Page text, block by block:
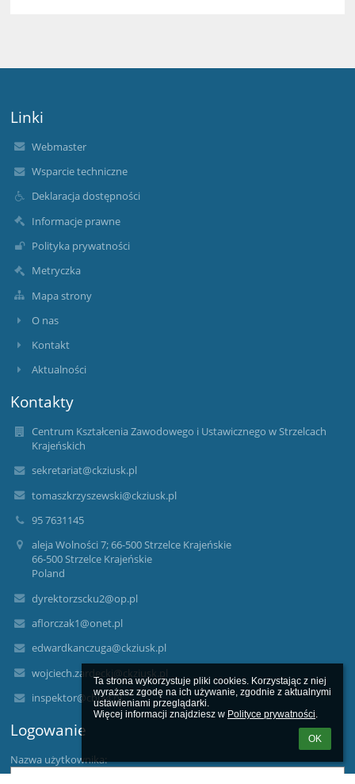
Ta strona wykorzystuje pliki cookies. Korzystając z niej
wyrażasz zgodę na ich używanie, zgodnie z aktualnymi
ustawieniami przeglądarki.
Więcej informacji znajdziesz w Polityce prywatności.
OK
Linki
Webmaster
Wsparcie techniczne
Deklaracja dostępności
Informacje prawne
Polityka prywatności
Metryczka
Mapa strony
O nas
Kontakt
Aktualności
Kontakty
Centrum Kształcenia Zawodowego i Ustawicznego w Strzelcach
Krajeńskich
sekretariat@ckziusk.pl
tomaszkrzyszewski@ckziusk.pl
95 7631145
aleja Wolności 7; 66-500 Strzelce Krajeńskie
66-500 Strzelce Krajeńskie
Poland
dyrektorzscku2@op.pl
aflorczak1@onet.pl
edwardkanczuga@ckziusk.pl
wojciech.zardecki@ckziusk.pl
inspektor@cbi24.pl
Logowanie
Nazwa użytkownika: